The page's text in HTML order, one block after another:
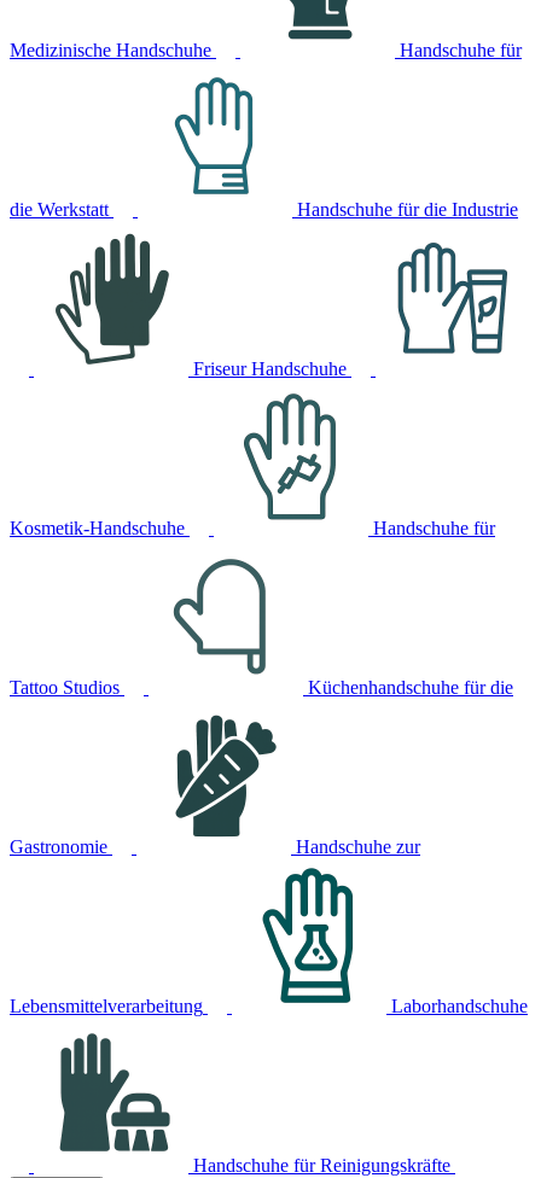
Medizinische Handschuhe Handschuhe für
die Werkstatt Handschuhe für die Industrie
Friseur Handschuhe
Kosmetik-Handschuhe Handschuhe für
Tattoo Studios Küchenhandschuhe für die
Gastronomie Handschuhe zur
Lebensmittelverarbeitung Laborhandschuhe
Handschuhe für Reinigungskräfte